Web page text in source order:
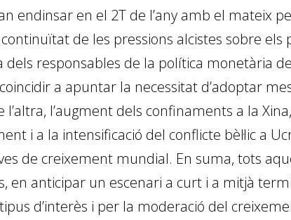
endinsar en el 2T de l’any amb el mateix
de les pressions alcistes sobre
dels responsables de la política monetària
a apuntar la necessitat d’adoptar
l’altra, l’augment dels confinaments a la
i a la intensificació del conflicte bèl·lic a
de creixement mundial. En suma, tots
en anticipar un escenari a curt i a mitjà
d’interès i per la moderació del